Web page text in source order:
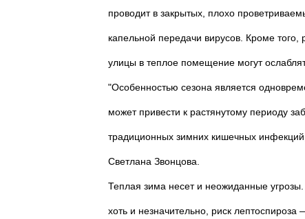
проводит в закрытых, плохо
капельной передачи вирусов. Кроме
улицы в теплое помещение могут
"Особенностью сезона является
может привести к растянутому периоду
традиционных зимних кишечных
Светлана Звонцова.
Теплая зима несет и неожиданные
хоть и незначительно, риск